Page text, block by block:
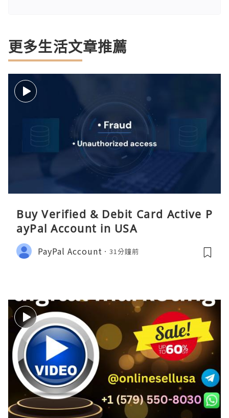
更多生活文章推薦
Buy Verified & Debit Card Active P
ayPal Account in USA
PayPal Account 31分鐘前